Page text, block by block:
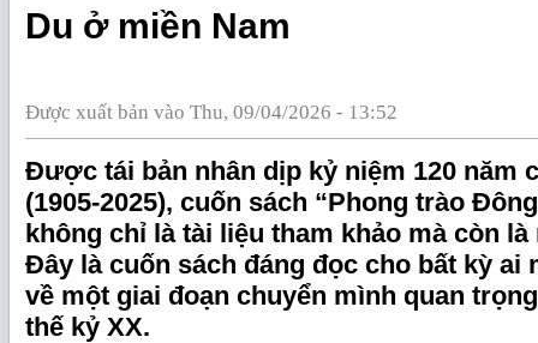
Du ở miền Nam
Được xuất bản vào Thu, 09/04/2026 - 13:52
Được tái bản nhân dịp kỷ niệm 120 năm
(1905-2025), cuốn sách “Phong trào
không chỉ là tài liệu tham khảo mà còn
Đây là cuốn sách đáng đọc cho bất kỳ ai
về một giai đoạn chuyển mình quan
thế kỷ XX.